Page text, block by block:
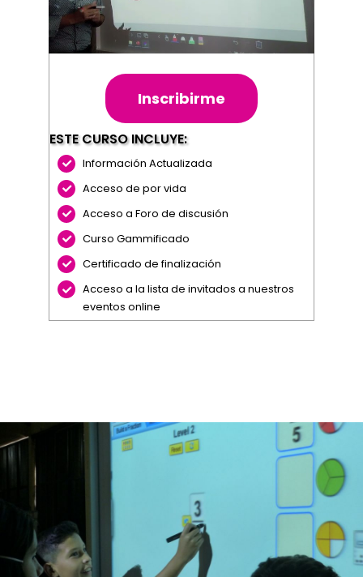
Inscribirme
ESTE CURSO INCLUYE:
Información Actualizada
Acceso de por vida
Acceso a Foro de discusión
Curso Gammificado
Certificado de finalización
Acceso a la lista de invitados a nuestros
eventos online